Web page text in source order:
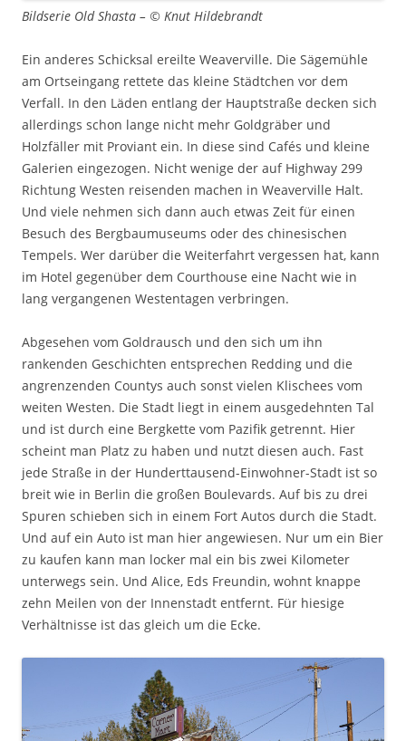
Bildserie Old Shasta – © Knut Hildebrandt
Ein anderes Schicksal ereilte Weaverville. Die Sägemühle
am Ortseingang rettete das kleine Städtchen vor dem
Verfall. In den Läden entlang der Hauptstraße decken sich
allerdings schon lange nicht mehr Goldgräber und
Holzfäller mit Proviant ein. In diese sind Cafés und kleine
Galerien eingezogen. Nicht wenige der auf Highway 299
Richtung Westen reisenden machen in Weaverville Halt.
Und viele nehmen sich dann auch etwas Zeit für einen
Besuch des Bergbaumuseums oder des chinesischen
Tempels. Wer darüber die Weiterfahrt vergessen hat, kann
im Hotel gegenüber dem Courthouse eine Nacht wie in
lang vergangenen Westentagen verbringen.
Abgesehen vom Goldrausch und den sich um ihn
rankenden Geschichten entsprechen Redding und die
angrenzenden Countys auch sonst vielen Klischees vom
weiten Westen. Die Stadt liegt in einem ausgedehnten Tal
und ist durch eine Bergkette vom Pazifik getrennt. Hier
scheint man Platz zu haben und nutzt diesen auch. Fast
jede Straße in der Hunderttausend-Einwohner-Stadt ist so
breit wie in Berlin die großen Boulevards. Auf bis zu drei
Spuren schieben sich in einem Fort Autos durch die Stadt.
Und auf ein Auto ist man hier angewiesen. Nur um ein Bier
zu kaufen kann man locker mal ein bis zwei Kilometer
unterwegs sein. Und Alice, Eds Freundin, wohnt knappe
zehn Meilen von der Innenstadt entfernt. Für hiesige
Verhältnisse ist das gleich um die Ecke.